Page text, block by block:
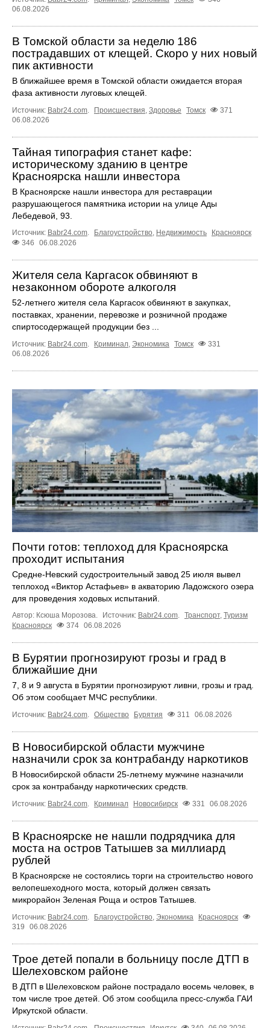
06.08.2026
В Томской области за неделю 186
пострадавших от клещей. Скоро у них новый
пик активности
В ближайшее время в Томской области ожидается вторая
фаза активности луговых клещей.
Источник: Babr24.com. Происшествия, Здоровье Томск
371
06.08.2026
Тайная типография станет кафе:
историческому зданию в центре
Красноярска нашли инвестора
В Красноярске нашли инвестора для реставрации
разрушающегося памятника истории на улице Ады
Лебедевой, 93.
Источник: Babr24.com. Благоустройство, Недвижимость
Красноярск
346
06.08.2026
Жителя села Каргасок обвиняют в
незаконном обороте алкоголя
52-летнего жителя села Каргасок обвиняют в закупках,
поставках, хранении, перевозке и розничной продаже
спиртосодержащей продукции без ...
Источник: Babr24.com. Криминал, Экономика Томск
331
06.08.2026
Почти готов: теплоход для Красноярска
проходит испытания
Средне-Невский судостроительный завод 25 июля вывел
теплоход «Виктор Астафьев» в акваторию Ладожского озера
для проведения ходовых испытаний.
Автор: Ксюша Морозова. Источник: Babr24.com Транспорт, Туризм
Красноярск
374 06.08.2026
В Бурятии прогнозируют грозы и град в
ближайшие дни
7, 8 и 9 августа в Бурятии прогнозируют ливни, грозы и град.
Об этом сообщает МЧС республики.
Источник: Babr24.com. Общество Бурятия 311 06.08.2026
В Новосибирской области мужчине
назначили срок за контрабанду наркотиков
В Новосибирской области 25-летнему мужчине назначили
срок за контрабанду наркотических средств.
Источник: Babr24.com. Криминал Новосибирск 331 06.08.2026
В Красноярске не нашли подрядчика для
моста на остров Татышев за миллиард
рублей
В Красноярске не состоялись торги на строительство нового
велопешеходного моста, который должен связать
микрорайон Зеленая Роща и остров Татышев.
Источник: Babr24.com. Благоустройство, Экономика
Красноярск
319
06.08.2026
Трое детей попали в больницу после ДТП в
Шелеховском районе
В ДТП в Шелеховском районе пострадало восемь человек, в
том числе трое детей. Об этом сообщила пресс‑служба ГАИ
Иркутской области.